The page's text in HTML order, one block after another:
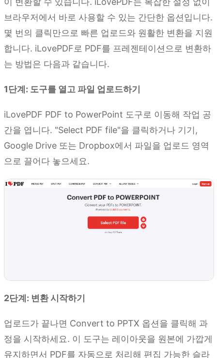
브라우저에서 바로 사용할 수 있는 간단한 옵션입니다.
몇 번의 클릭만으로 빠른 업로드와 원활한 변환을 지원
합니다. iLovePDF로 PDF를 프레젠테이션으로 변환하
는 방법은 다음과 같습니다.
1단계: 도구를 열고 파일 업로드하기
iLovePDF PDF to PowerPoint 도구로 이동해 작업 공
간을 엽니다. "Select PDF file"을 클릭하거나 기기,
Google Drive 또는 Dropbox에서 파일을 업로드 영역
으로 끌어다 놓으세요.
2단계: 변환 시작하기
업로드가 끝나면 Convert to PPTX 옵션을 클릭해 과
정을 시작하세요. 이 도구는 레이아웃을 원본에 가깝게
유지하면서 PDF를 자동으로 처리해 편집 가능한 슬라